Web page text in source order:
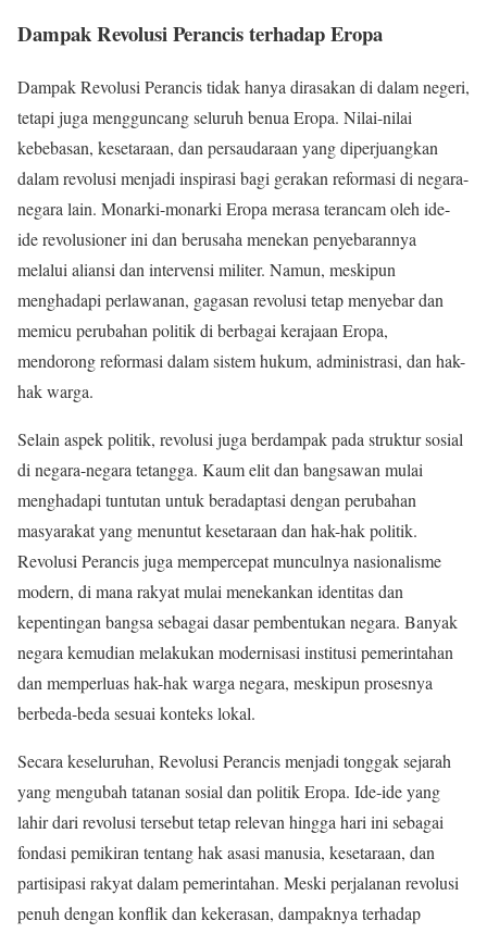
Dampak Revolusi Perancis terhadap Eropa
Dampak Revolusi Perancis tidak hanya dirasakan di dalam negeri,
tetapi juga mengguncang seluruh benua Eropa. Nilai-nilai
kebebasan, kesetaraan, dan persaudaraan yang diperjuangkan
dalam revolusi menjadi inspirasi bagi gerakan reformasi di negara-
negara lain. Monarki-monarki Eropa merasa terancam oleh ide-
ide revolusioner ini dan berusaha menekan penyebarannya
melalui aliansi dan intervensi militer. Namun, meskipun
menghadapi perlawanan, gagasan revolusi tetap menyebar dan
memicu perubahan politik di berbagai kerajaan Eropa,
mendorong reformasi dalam sistem hukum, administrasi, dan hak-
hak warga.
Selain aspek politik, revolusi juga berdampak pada struktur sosial
di negara-negara tetangga. Kaum elit dan bangsawan mulai
menghadapi tuntutan untuk beradaptasi dengan perubahan
masyarakat yang menuntut kesetaraan dan hak-hak politik.
Revolusi Perancis juga mempercepat munculnya nasionalisme
modern, di mana rakyat mulai menekankan identitas dan
kepentingan bangsa sebagai dasar pembentukan negara. Banyak
negara kemudian melakukan modernisasi institusi pemerintahan
dan memperluas hak-hak warga negara, meskipun prosesnya
berbeda-beda sesuai konteks lokal.
Secara keseluruhan, Revolusi Perancis menjadi tonggak sejarah
yang mengubah tatanan sosial dan politik Eropa. Ide-ide yang
lahir dari revolusi tersebut tetap relevan hingga hari ini sebagai
fondasi pemikiran tentang hak asasi manusia, kesetaraan, dan
partisipasi rakyat dalam pemerintahan. Meski perjalanan revolusi
penuh dengan konflik dan kekerasan, dampaknya terhadap